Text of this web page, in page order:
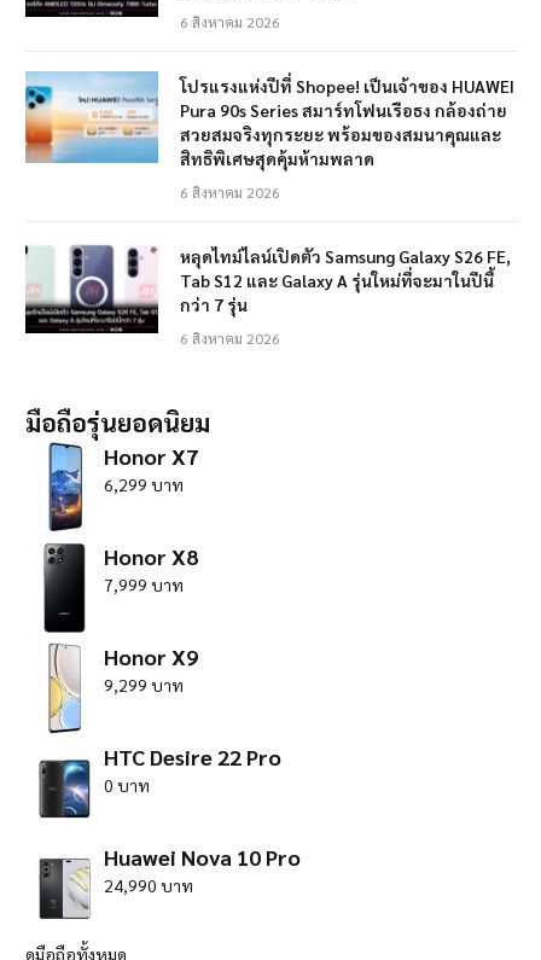
6 สิงหาคม 2026
โปรแรงแห่งปีที่ Shopee! เป็นเจ้าของ HUAWEI
Pura 90s Series สมาร์ทโฟนเรือธง กล้องถ่าย
สวยสมจริงทุกระยะ พร้อมของสมนาคุณและ
สิทธิพิเศษสุดคุ้มห้ามพลาด
6 สิงหาคม 2026
หลุดไทม์ไลน์เปิดตัว Samsung Galaxy S26 FE,
Tab S12 และ Galaxy A รุ่นใหม่ที่จะมาในปีนี้
กว่า 7 รุ่น
6 สิงหาคม 2026
มือถือรุ่นยอดนิยม
Honor X7
6,299 บาท
Honor X8
7,999 บาท
Honor X9
9,299 บาท
HTC Desire 22 Pro
0 บาท
Huawei Nova 10 Pro
24,990 บาท
ดูมือถือทั้งหมด